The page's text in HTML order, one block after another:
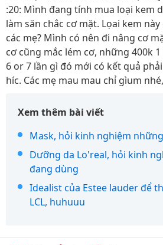
:20: Mình đang tính mua loại kem
làm săn chắc cơ mặt. Lọai kem
các mẹ? Mình có nên đi nâng cơ
cơ cũng mắc lém cơ, những 400k
6 or 7 lần gì đó mới có kết quả
híc. Các mẹ mau mau chỉ gìum
Xem thêm bài viết
Mask, hỏi kinh nghiệm
Dưỡng da Lo'real, hỏi kinh
đang dùng
Idealist của Estee lauder để
LCL, huhuuu